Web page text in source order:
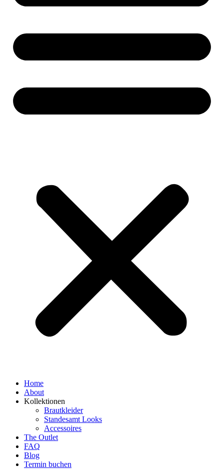
Home
About
Kollektionen
Brautkleider
Standesamt Looks
Accessoires
The Outlet
FAQ
Blog
Termin buchen